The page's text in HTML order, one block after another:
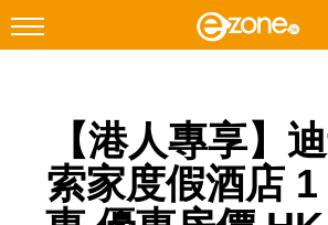
Facebook Instagram
科技焦點
網絡生活
【港人專享】
索家度假酒店